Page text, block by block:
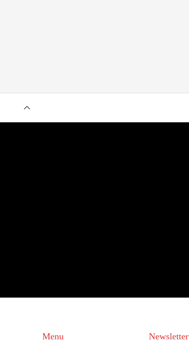
Menu Newsletter